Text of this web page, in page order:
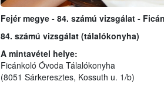
Fejér megye - 84. számú vizsgálat -
84. számú vizsgálat (tálalókonyha)
A mintavétel helye:
Ficánkoló Óvoda Tálalókonyha
(8051 Sárkeresztes, Kossuth u. 1/b)